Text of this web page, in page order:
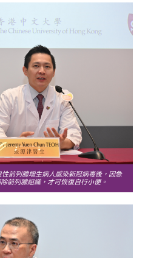
前列腺增生病人感染新冠病毒後，因急
前列腺組織，才可恢復自行小便。